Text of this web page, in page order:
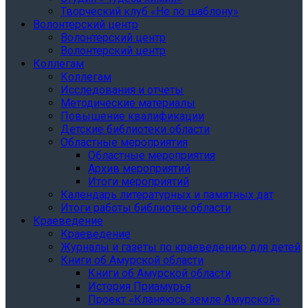
Творческий клуб «Не по шаблону»
Волонтерский центр
Волонтерский центр
Волонтерский центр
Коллегам
Коллегам
Исследования и отчеты
Методические материалы
Повышение квалификации
Детские библиотеки области
Областные мероприятия
Областные мероприятия
Архив мероприятий
Итоги мероприятий
Календарь литературных и памятных дат
Итоги работы библиотек области
Краеведение
Краеведение
Журналы и газеты по краеведению для детей
Книги об Амурской области
Книги об Амурской области
История Приамурья
Проект «Кланяюсь земле Амурской»